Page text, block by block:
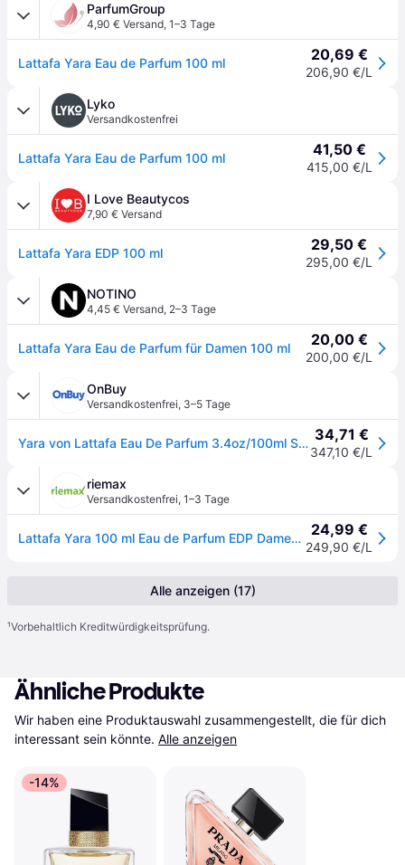
ParfumGroup
4,90 € Versand, 1–3 Tage
Lattafa Yara Eau de Parfum 100 ml 20,69 €
206,90 €/L
Lyko
Versandkostenfrei
Lattafa Yara Eau de Parfum 100 ml 41,50 €
415,00 €/L
I Love Beautycos
7,90 € Versand
Lattafa Yara EDP 100 ml 29,50 €
295,00 €/L
NOTINO
4,45 € Versand, 2–3 Tage
Lattafa Yara Eau de Parfum für Damen 100 ml 20,00 €
200,00 €/L
OnBuy
Versandkostenfrei, 3–5 Tage
Yara von Lattafa Eau De Parfum 3.4oz/100ml Spray neu mit Box 34,71 €
347,10 €/L
riemax
Versandkostenfrei, 1–3 Tage
Lattafa Yara 100 ml Eau de Parfum EDP Damenparfum Damen Parfum 24,99 €
249,90 €/L
Alle anzeigen (17)
¹Vorbehaltlich Kreditwürdigkeitsprüfung.
Ähnliche Produkte
Wir haben eine Produktauswahl zusammengestellt, die für dich
interessant sein könnte. Alle anzeigen
-14%